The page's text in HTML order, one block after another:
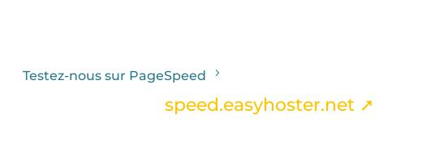
Testez-nous sur PageSpeed
speed.easyhoster.net ➚